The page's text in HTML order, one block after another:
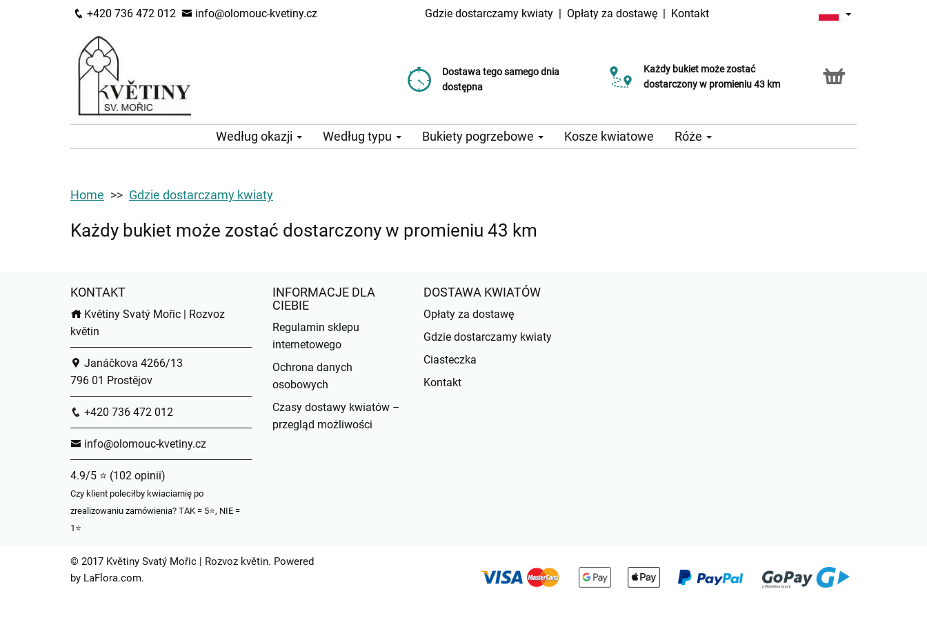
+420 736 472 012 info@olomouc-kvetiny.cz Gdzie dostarczamy kwiaty | Opłaty za dostawę | Kontakt
Dostawa tego samego dnia
dostępna
Koszt dostawy już od 99 CZK
Wybierz datę dostawy
Każdy bukiet może zostać
dostarczony w promieniu 43 km
Według okazji Według typu Bukiety pogrzebowe Kosze kwiatowe Róże
Home Gdzie dostarczamy kwiaty
Każdy bukiet może zostać dostarczony w promieniu 43 km
KONTAKT
Květiny Svatý Mořic | Rozvoz
květin
Janáčkova 4266/13
796 01 Prostějov
+420 736 472 012
info@olomouc-kvetiny.cz
4.9/5 ⭐ (102 opinii)
Czy klient poleciłby kwiaciarnię po
zrealizowaniu zamówienia? TAK = 5⭐, NIE =
1⭐
INFORMACJE DLA
CIEBIE
Regulamin sklepu
internetowego
Ochrona danych
osobowych
Czasy dostawy kwiatów –
przegląd możliwości
DOSTAWA KWIATÓW
Opłaty za dostawę
Gdzie dostarczamy kwiaty
Ciasteczka
Kontakt
© 2017 Květiny Svatý Mořic | Rozvoz květin. Powered
by LaFlora.com.